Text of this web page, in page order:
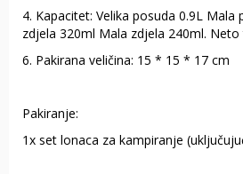
4. Kapacitet: Velika posuda 0.9L Mala
zdjela 320ml Mala zdjela 240ml. Neto
6. Pakirana veličina: 15 * 15 * 17 cm
Pakiranje:
1x set lonaca za kampiranje